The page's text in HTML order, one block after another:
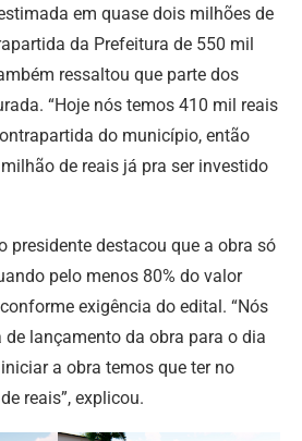
em quase dois milhões de
da Prefeitura de 550 mil
ressaltou que parte dos
“Hoje nós temos 410 mil reais
do município, então
de reais já pra ser investido
presidente destacou que a obra só
pelo menos 80% do valor
exigência do edital. “Nós
lançamento da obra para o dia
a obra temos que ter no
reais”, explicou.